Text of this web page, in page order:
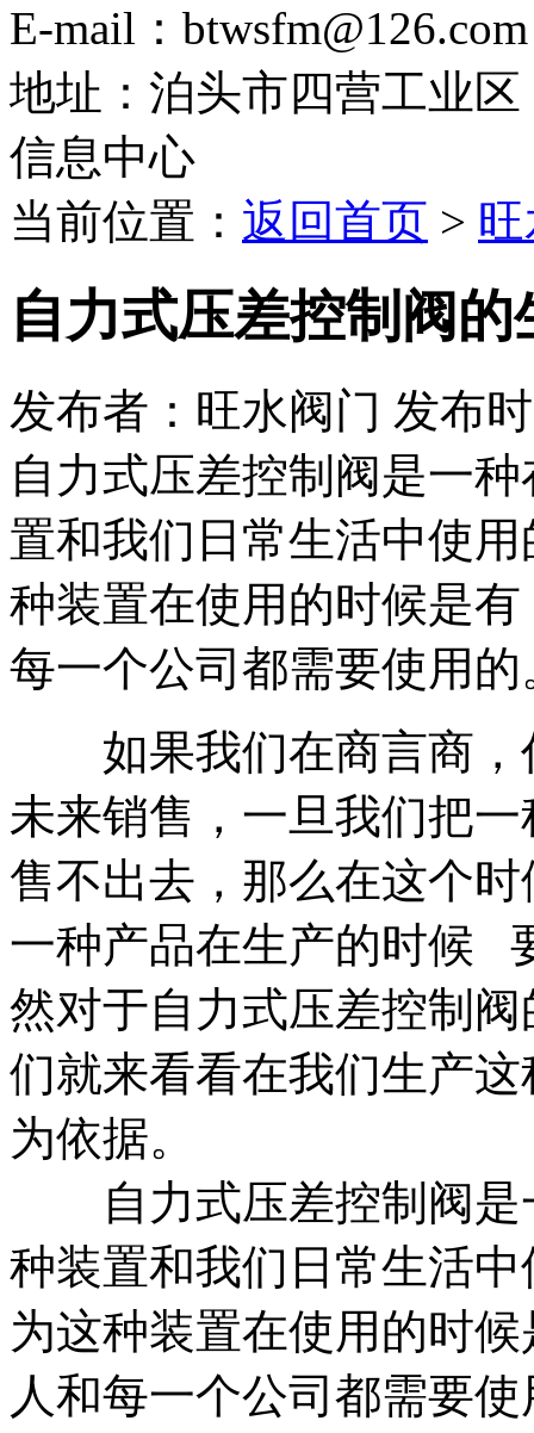
E-mail：btwsfm@126.com
地址：泊头市四营工业区
信息中心
当前位置： 返回首页 >
自力式压差控制阀
发布者：旺水阀门 发布
自力式压差控制阀是一
置和我们日常生活中使
种装置在使用的时候是
每一个公司都需要使用的
如果我们在商言商，
未来销售，一旦我们把
售不出去，那么在这个
一种产品在生产的时候
然对于自力式压差控制
们就来看看在我们生产
为依据。
自力式压差控制阀是
种装置和我们日常生活
为这种装置在使用的时
人和每一个公司都需要